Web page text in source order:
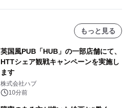
もっと見る
英国風PUB「HUB」の一部店舗にて、
HTTシェア観戦キャンペーンを実施し
ます
株式会社ハブ
10分前